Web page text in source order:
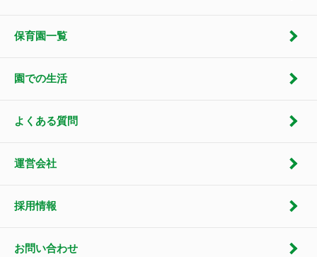
保育園一覧
園での生活
よくある質問
運営会社
採用情報
お問い合わせ